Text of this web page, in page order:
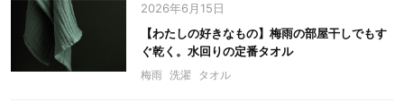
2026年6月15日
【わたしの好きなもの】梅雨の部屋干しでもす
ぐ乾く。水回りの定番タオル
梅雨 洗濯 タオル